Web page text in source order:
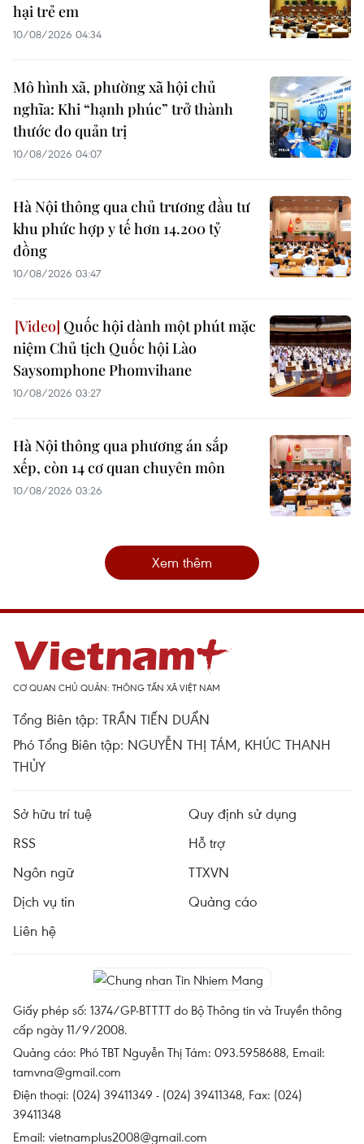
hại trẻ em
10/08/2026 04:34
Mô hình xã, phường xã hội chủ
nghĩa: Khi “hạnh phúc” trở thành
thước đo quản trị
10/08/2026 04:07
Hà Nội thông qua chủ trương đầu tư
khu phức hợp y tế hơn 14.200 tỷ
đồng
10/08/2026 03:47
Quốc hội dành một phút mặc
niệm Chủ tịch Quốc hội Lào
Saysomphone Phomvihane
10/08/2026 03:27
Hà Nội thông qua phương án sắp
xếp, còn 14 cơ quan chuyên môn
10/08/2026 03:26
Xem thêm
CƠ QUAN CHỦ QUẢN: THÔNG TẤN XÃ VIỆT NAM
Tổng Biên tập: TRẦN TIẾN DUẨN
Phó Tổng Biên tập: NGUYỄN THỊ TÁM, KHÚC THANH
THỦY
Sở hữu trí tuệ
Quy định sử dụng
RSS
Hỗ trợ
Ngôn ngữ
TTXVN
Dịch vụ tin
Quảng cáo
Liên hệ
Giấy phép số: 1374/GP-BTTTT do Bộ Thông tin và Truyền thông
cấp ngày 11/9/2008.
Quảng cáo: Phó TBT Nguyễn Thị Tám: 093.5958688, Email:
tamvna@gmail.com
Điện thoại: (024) 39411349 - (024) 39411348, Fax: (024)
39411348
Email: vietnamplus2008@gmail.com